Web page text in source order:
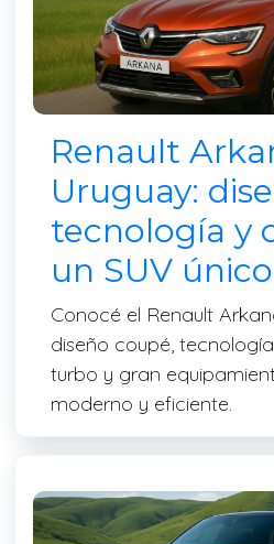
Renault
Uruguay:
tecnología y
un SUV único
Conocé el Renault
diseño coupé,
turbo y gran
moderno y eficiente.